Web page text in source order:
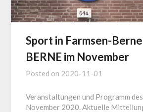
Sport in Farmsen-
BERNE im November
Posted on 2020-11-01
Veranstaltungen und Programm
November 2020. Aktuelle